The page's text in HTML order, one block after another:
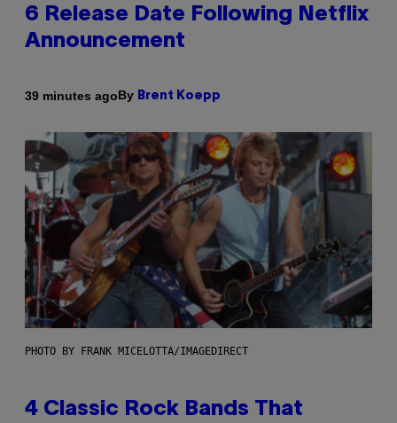
6 Release Date Following Netflix
Announcement
39 minutes agoBy Brent Koepp
PHOTO BY FRANK MICELOTTA/IMAGEDIRECT
4 Classic Rock Bands That